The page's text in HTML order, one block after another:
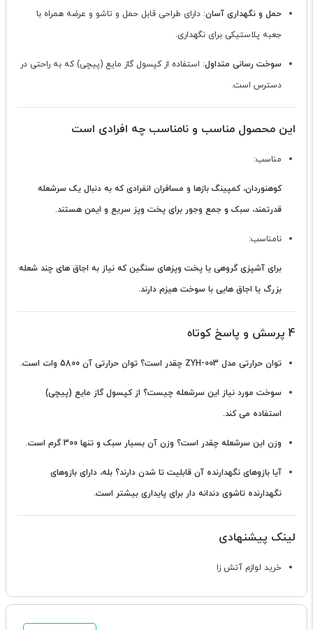
حمل و نگهداری آسان: دارای طراحی قابل حمل و تاشو و عرضه همراه با
جعبه پلاستیکی برای نگهداری.
سوخت رسانی متداول: استفاده از کپسول گاز مایع (پیچی) که به راحتی در
دسترس است.
این محصول مناسب و نامناسب چه افرادی است
مناسب:
کوهنوردان، کمپینگ بازها و مسافران انفرادی که به دنبال یک سرشعله
قدرتمند، سبک و جمع وجور برای پخت وپز سریع و ایمن هستند.
نامناسب:
برای آشپزی گروهی یا پخت وپزهای سنگین که نیاز به اجاق های چند شعله
بزرگ یا اجاق هایی با سوخت هیزم دارند.
4 پرسش و پاسخ کوتاه
توان حرارتی مدل ZYH-003 چقدر است؟ توان حرارتی آن 5800 وات است.
سوخت مورد نیاز این سرشعله چیست؟ از کپسول گاز مایع (پیچی)
استفاده می کند.
وزن این سرشعله چقدر است؟ وزن آن بسیار سبک و تنها 300 گرم است.
آیا بازوهای نگهدارنده آن قابلیت تا شدن دارند؟ بله، دارای بازوهای
نگهدارنده تاشوی دندانه دار برای پایداری بیشتر است.
لینک پیشنهادی
خرید لوازم آتش زا